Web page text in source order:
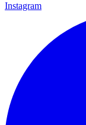
Instagram